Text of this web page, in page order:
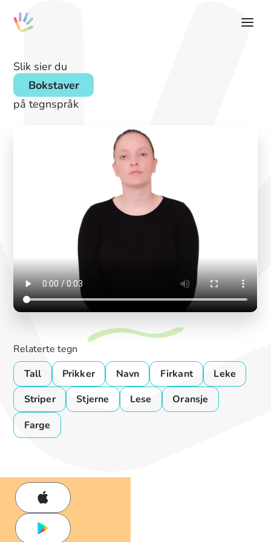
Slik sier du
Bokstaver
på tegnspråk
Relaterte tegn
Tall
Prikker Navn Firkant
Leke
Striper
Stjerne Lese
Oransje
Farge